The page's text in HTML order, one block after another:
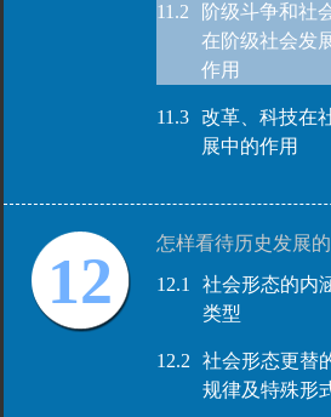
11.2
阶级斗争和社
在阶级社会发
作用
11.3
改革、科技在
展中的作用
12
怎样看待历史发展
12.1
社会形态的内
类型
12.2
社会形态更替
规律及特殊形